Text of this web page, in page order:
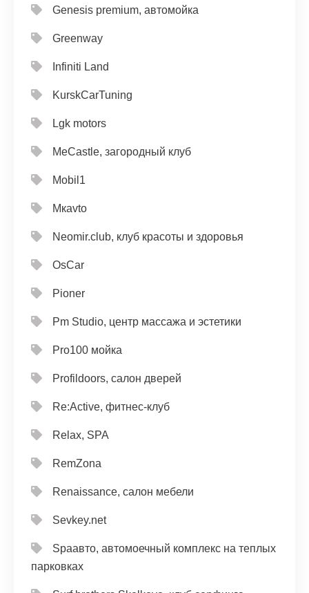
Genesis premium, автомойка
Greenway
Infiniti Land
KurskCarTuning
Lgk motors
MeCastle, загородный клуб
Mobil1
Mкavto
Neomir.club, клуб красоты и здоровья
OsCar
Pioner
Pm Studio, центр массажа и эстетики
Pro100 мойка
Profildoors, салон дверей
Re:Active, фитнес-клуб
Relax, SPA
RemZona
Renaissance, салон мебели
Sevkey.net
Spaавто, автомоечный комплекс на теплых
парковках